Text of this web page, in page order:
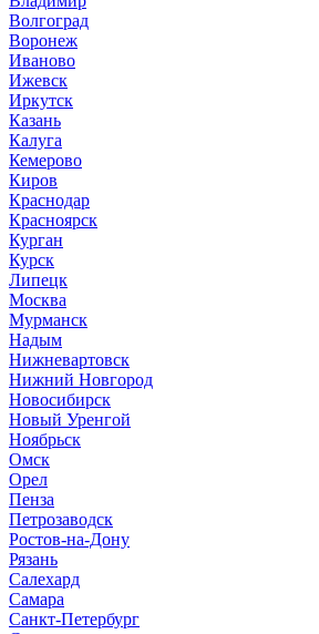
Волгоград
Воронеж
Иваново
Ижевск
Иркутск
Казань
Калуга
Кемерово
Киров
Краснодар
Красноярск
Курган
Курск
Липецк
Москва
Мурманск
Надым
Нижневартовск
Нижний Новгород
Новосибирск
Новый Уренгой
Ноябрьск
Омск
Орел
Пенза
Петрозаводск
Ростов-на-Дону
Рязань
Салехард
Самара
Санкт-Петербург